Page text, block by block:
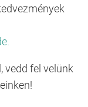
vedd fel velünk